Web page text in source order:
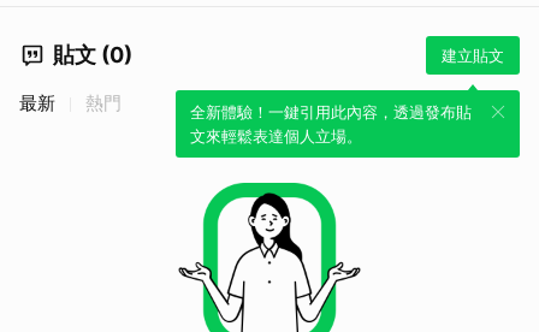
貼文 (0) 建立貼文
全新體驗！一鍵引用此內容，透過發布貼
文來輕鬆表達個人立場。
最新 熱門 取消